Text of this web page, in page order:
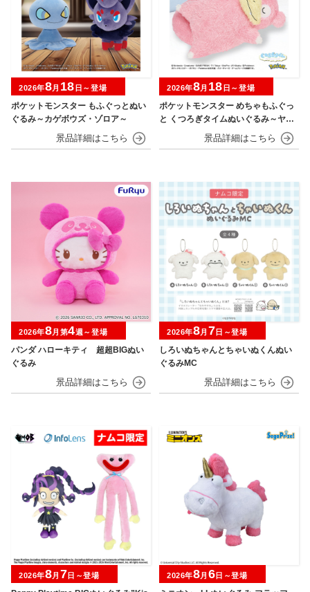
ポケットモンスター もふぐっとぬい
ぐるみ～カゲボウズ・ゾロア～
2026年8月 18 日～登場
ポケットモンスター めちゃもふぐっ
と くつろぎタイムぬいぐるみ～ヤド
2026年8月 18 日～登場
パンダ ハローキティ 超超BIGぬい
ぐるみ
2026年8月第4週～登場
しろいぬちゃんとちゃいぬくんぬい
ぐるみMC
2026年8月 7日～登場
2026年8月 7日～登場 2026年8月 6日～登場